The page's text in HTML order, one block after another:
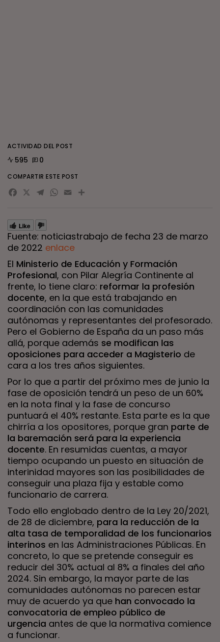
Like
Fuente: noticiastrabajo de fecha 23 de marzo
de 2022 enlace
El Ministerio de Educación y Formación
Profesional, con Pilar Alegría Continente al
frente, lo tiene claro: reformar la profesión
docente, en la que está trabajando en
coordinación con las comunidades
autónomas y representantes del profesorado.
Pero el Gobierno de España da un paso más
allá, porque además se modifican las
oposiciones para acceder a Magisterio de
cara a los tres años siguientes.
Por lo que a partir del próximo mes de junio la
fase de oposición tendrá un peso de un 60%
en la nota final y la fase de concurso
puntuará el 40% restante. Esta parte es la que
chirría a los opositores, porque gran parte de
la baremación será para la experiencia
docente. En resumidas cuentas, a mayor
tiempo ocupando un puesto en situación de
interinidad mayores son las posibilidades de
conseguir una plaza fija y estable como
funcionario de carrera.
Todo ello englobado dentro de la Ley 20/2021,
de 28 de diciembre, para la reducción de la
alta tasa de temporalidad de los funcionarios
interinos en las Administraciones Públicas. En
concreto, lo que se pretende conseguir es
reducir del 30% actual al 8% a finales del año
2024. Sin embargo, la mayor parte de las
comunidades autónomas no parecen estar
muy de acuerdo ya que han convocado la
convocatoria de empleo público de
urgencia antes de que la normativa comience
a funcionar.
ACTIVIDAD DEL POST
595 0
COMPARTIR ESTE POST
Facebook
X Telegram
WhatsApp
EmailCompartir